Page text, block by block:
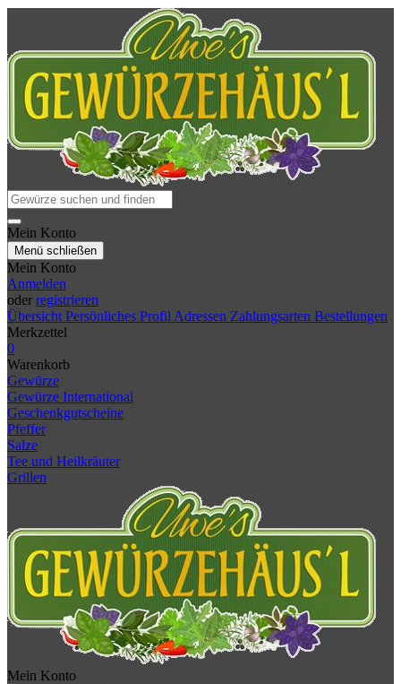
Mein Konto
Menü schließen
Mein Konto
Anmelden
oder registrieren
Übersicht Persönliches Profil Adressen Zahlungsarten Bestellungen
Merkzettel
0
Warenkorb
Gewürze
Gewürze International
Geschenkgutscheine
Pfeffer
Salze
Tee und Heilkräuter
Grillen
Mein Konto